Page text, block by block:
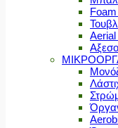
Aerial